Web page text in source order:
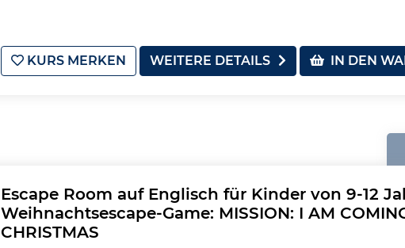
KURS MERKEN WEITERE DETAILS IN DEN
Escape Room auf Englisch für Kinder von 9-12
Weihnachtsescape-Game: MISSION: I AM
CHRISTMAS